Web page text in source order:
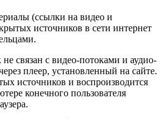
(ссылки на видео и
источников в сети интернет
связан с видео-потоками и аудио-
плеер, установленный на сайте.
источников и воспроизводится
конечного пользователя